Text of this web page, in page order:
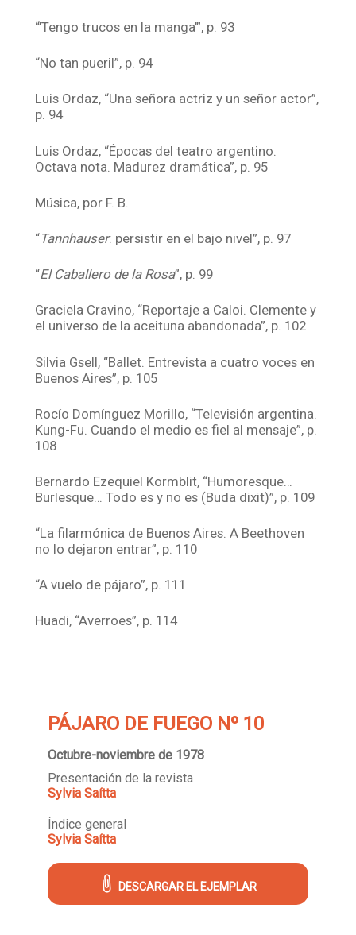
“’Tengo trucos en la manga’”, p. 93
“No tan pueril”, p. 94
Luis Ordaz, “Una señora actriz y un señor actor”,
p. 94
Luis Ordaz, “Épocas del teatro argentino.
Octava nota. Madurez dramática”, p. 95
Música, por F. B.
“Tannhauser: persistir en el bajo nivel”, p. 97
“El Caballero de la Rosa”, p. 99
Graciela Cravino, “Reportaje a Caloi. Clemente y
el universo de la aceituna abandonada”, p. 102
Silvia Gsell, “Ballet. Entrevista a cuatro voces en
Buenos Aires”, p. 105
Rocío Domínguez Morillo, “Televisión argentina.
Kung-Fu. Cuando el medio es fiel al mensaje”, p.
108
Bernardo Ezequiel Kormblit, “Humoresque…
Burlesque… Todo es y no es (Buda dixit)”, p. 109
“La filarmónica de Buenos Aires. A Beethoven
no lo dejaron entrar”, p. 110
“A vuelo de pájaro”, p. 111
Huadi, “Averroes”, p. 114
PÁJARO DE FUEGO Nº 10
Octubre-noviembre de 1978
Presentación de la revista
Sylvia Saítta
Índice general
Sylvia Saítta
DESCARGAR EL EJEMPLAR